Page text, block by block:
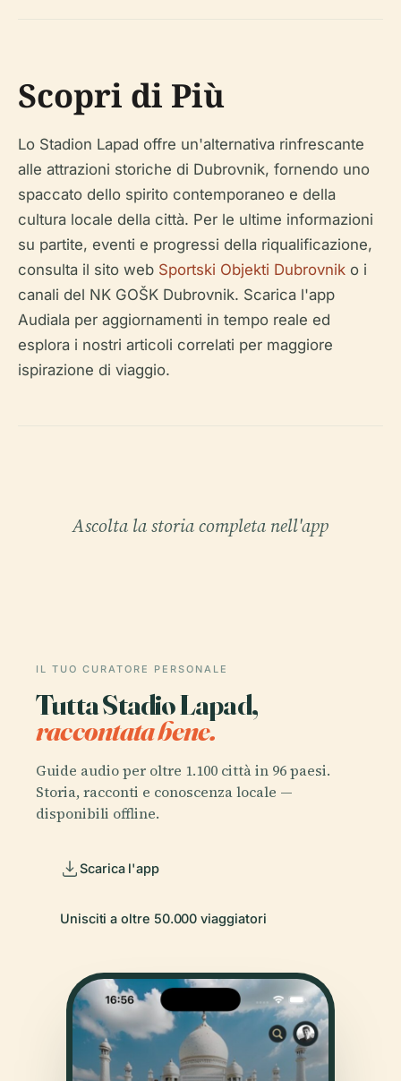
Scopri di Più
Lo Stadion Lapad offre un'alternativa rinfrescante
alle attrazioni storiche di Dubrovnik, fornendo uno
spaccato dello spirito contemporaneo e della
cultura locale della città. Per le ultime informazioni
su partite, eventi e progressi della riqualificazione,
consulta il sito web Sportski Objekti Dubrovnik o i
canali del NK GOŠK Dubrovnik. Scarica l'app
Audiala per aggiornamenti in tempo reale ed
esplora i nostri articoli correlati per maggiore
ispirazione di viaggio.
Ascolta la storia completa nell'app
IL TUO CURATORE PERSONALE
Tutta Stadio Lapad,
raccontata bene.
Guide audio per oltre 1.100 città in 96 paesi.
Storia, racconti e conoscenza locale —
disponibili offline.
Scarica l'app
Unisciti a oltre 50.000 viaggiatori